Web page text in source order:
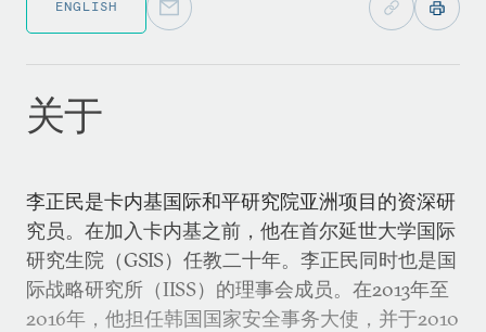
ENGLISH
关于
李正民是卡内基国际和平研究院亚洲项目的资深研
究员。在加入卡内基之前，他在首尔延世大学国际
研究生院（GSIS）任教二十年。李正民同时也是国
际战略研究所（IISS）的理事会成员。在2013年至
2016年，他担任韩国国家安全事务大使，并于2010